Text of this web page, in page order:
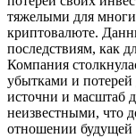
тяжелыми для
криптовалюте.
последствиям, как
Компания
убытками и потерей
источни и масштаб
неизвестными, что
отношении будущей